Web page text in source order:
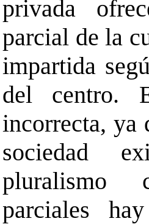
privada
parcial de la
impartida
del centro.
incorrecta, ya
sociedad
parciales